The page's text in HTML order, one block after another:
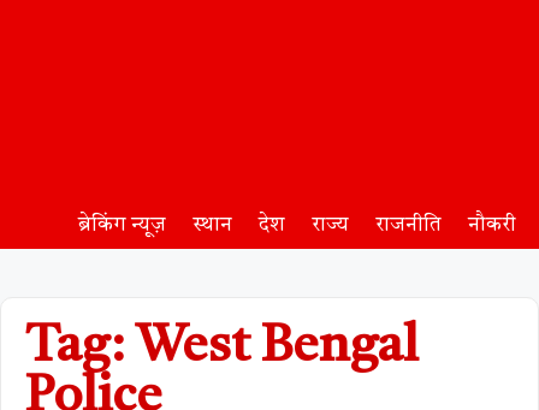
ब्रेकिंग न्यूज़ स्थान देश राज्य राजनीति नौकरी
Tag: West Bengal
Police